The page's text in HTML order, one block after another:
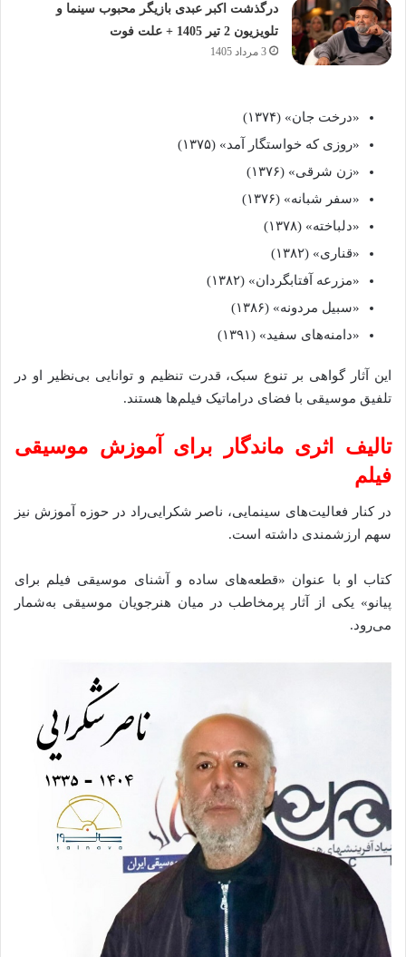
درگذشت اکبر عبدی بازیگر محبوب سینما و
تلویزیون 2 تیر 1405 + علت فوت
3 مرداد 1405
«درخت جان» (۱۳۷۴)
«روزی که خواستگار آمد» (۱۳۷۵)
«زن شرقی» (۱۳۷۶)
«سفر شبانه» (۱۳۷۶)
«دلباخته» (۱۳۷۸)
«قناری» (۱۳۸۲)
«مزرعه آفتابگردان» (۱۳۸۲)
«سبیل مردونه» (۱۳۸۶)
«دامنه‌های سفید» (۱۳۹۱)
این آثار گواهی بر تنوع سبک، قدرت تنظیم و توانایی بی‌نظیر او در
تلفیق موسیقی با فضای دراماتیک فیلم‌ها هستند.
تالیف اثری ماندگار برای آموزش موسیقی
فیلم
در کنار فعالیت‌های سینمایی، ناصر شکرایی‌راد در حوزه آموزش نیز
سهم ارزشمندی داشته است.
کتاب او با عنوان «قطعه‌های ساده و آشنای موسیقی فیلم برای
پیانو» یکی از آثار پرمخاطب در میان هنرجویان موسیقی به‌شمار
می‌رود.